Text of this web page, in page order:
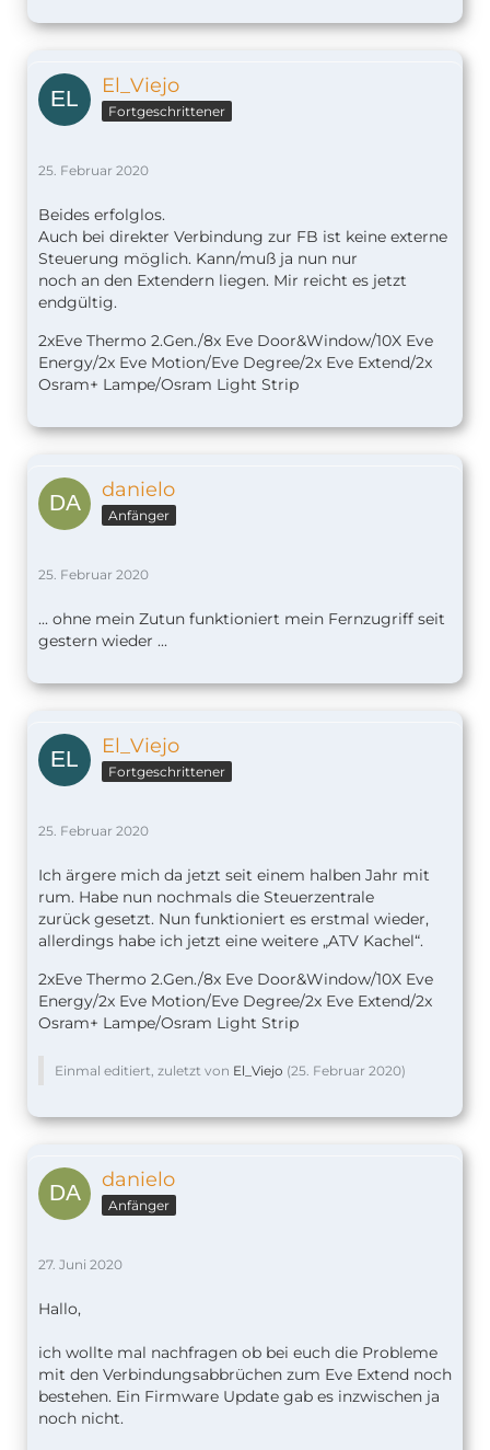
El_Viejo
Fortgeschrittener
25. Februar 2020
Beides erfolglos.
Auch bei direkter Verbindung zur FB ist keine externe
Steuerung möglich. Kann/muß ja nun nur
noch an den Extendern liegen. Mir reicht es jetzt
endgültig.
2xEve Thermo 2.Gen./8x Eve Door&Window/10X Eve
Energy/2x Eve Motion/Eve Degree/2x Eve Extend/2x
Osram+ Lampe/Osram Light Strip
danielo
Anfänger
25. Februar 2020
... ohne mein Zutun funktioniert mein Fernzugriff seit
gestern wieder ...
El_Viejo
Fortgeschrittener
25. Februar 2020
Ich ärgere mich da jetzt seit einem halben Jahr mit
rum. Habe nun nochmals die Steuerzentrale
zurück gesetzt. Nun funktioniert es erstmal wieder,
allerdings habe ich jetzt eine weitere „ATV Kachel“.
2xEve Thermo 2.Gen./8x Eve Door&Window/10X Eve
Energy/2x Eve Motion/Eve Degree/2x Eve Extend/2x
Osram+ Lampe/Osram Light Strip
Einmal editiert, zuletzt von El_Viejo (25. Februar 2020)
danielo
Anfänger
27. Juni 2020
Hallo,
ich wollte mal nachfragen ob bei euch die Probleme
mit den Verbindungsabbrüchen zum Eve Extend noch
bestehen. Ein Firmware Update gab es inzwischen ja
noch nicht.